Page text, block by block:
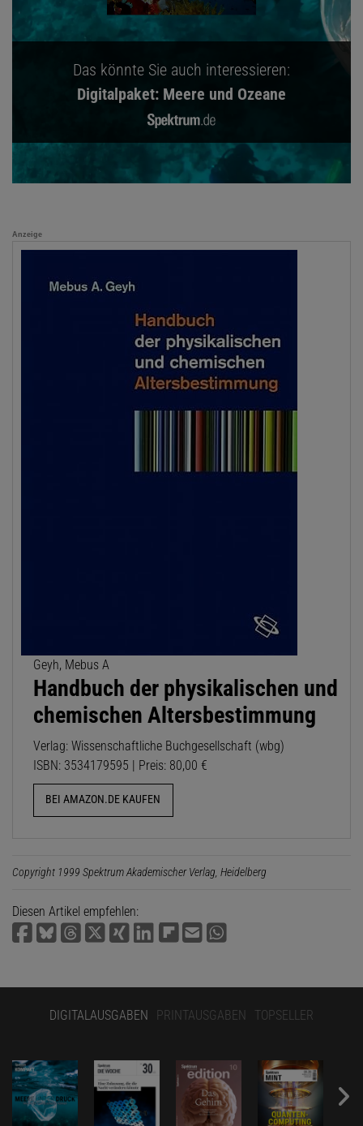
Das könnte Sie auch interessieren:
Digitalpaket: Meere und Ozeane
Anzeige
Geyh, Mebus A
Handbuch der physikalischen und
chemischen Altersbestimmung
Verlag: Wissenschaftliche Buchgesellschaft (wbg)
ISBN: 3534179595 | Preis: 80,00 €
BEI AMAZON.DE KAUFEN
Copyright 1999 Spektrum Akademischer Verlag, Heidelberg
Diesen Artikel empfehlen:
DIGITALAUSGABEN PRINTAUSGABEN TOPSELLER